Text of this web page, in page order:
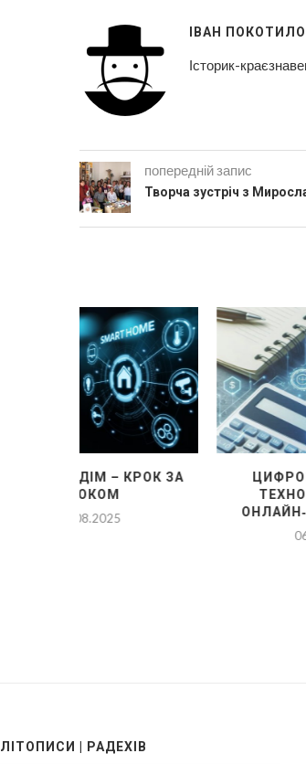
ІВАН ПОКОТИЛО
Історик-
попередній запис
Творча зустріч з
ЦИФРОВИЙ ДРАЙВ —
ТЕХНОЛОГІЇ, ШІ ТА
ОНЛАЙН‑ІНСТРУМЕНТИ
ЛІТОПИСИ | РАДЕХІВ